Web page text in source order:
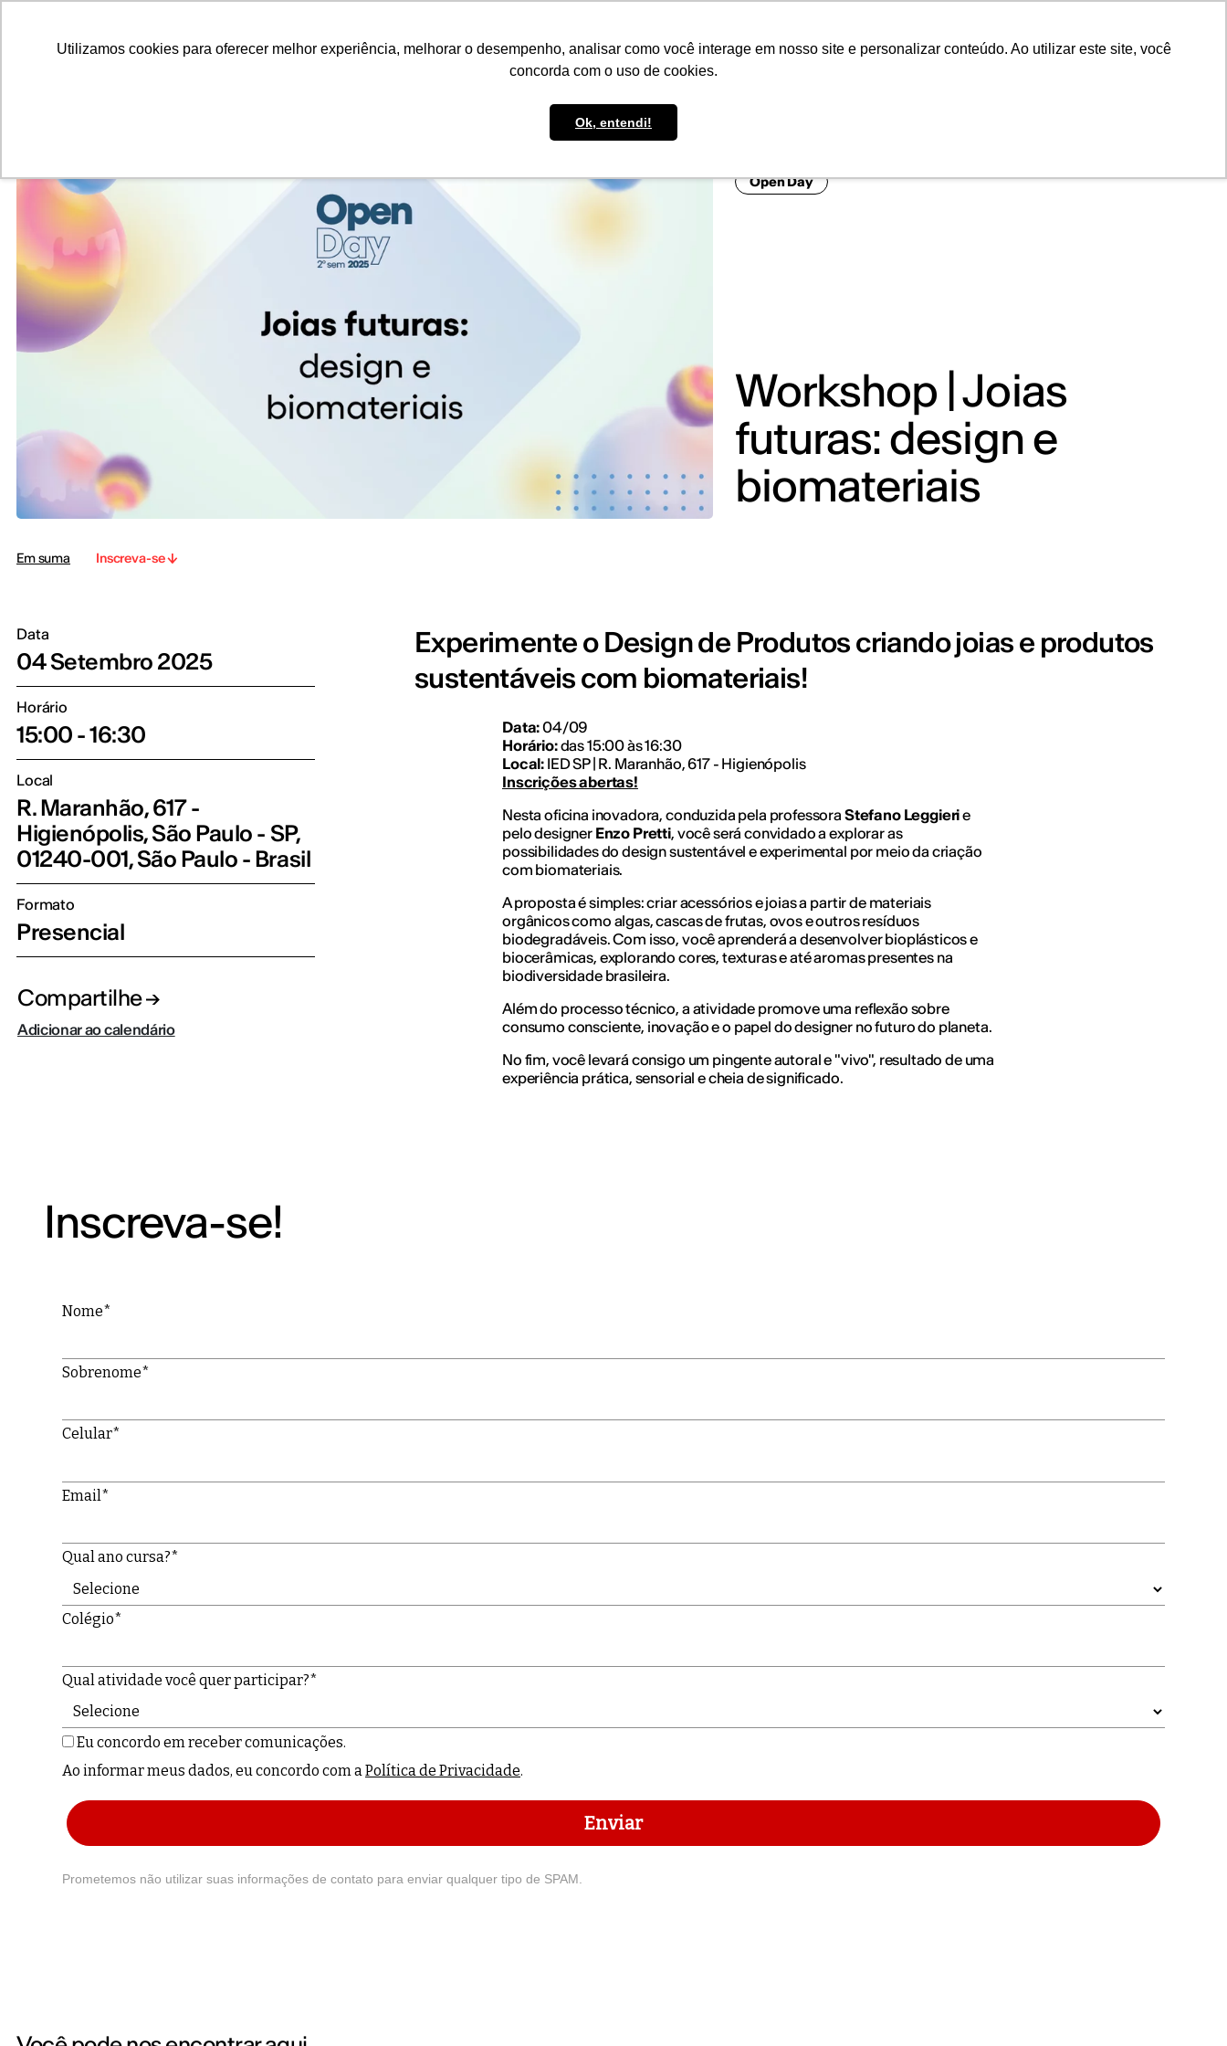
Utilizamos cookies para oferecer melhor experiência, melhorar o desempenho, analisar como você interage em nosso site e personalizar conteúdo. Ao utilizar este site, você
concorda com o uso de cookies.
Ok, entendi!
Open Day
Workshop | Joias
futuras: design e
biomateriais
Em suma Inscreva-se
Data
04 Setembro 2025
Horário
15:00 - 16:30
Local
R. Maranhão, 617 -
Higienópolis, São Paulo - SP,
01240-001, São Paulo - Brasil
Formato
Presencial
Compartilhe
Adicionar ao calendário
Experimente o Design de Produtos criando joias e produtos
sustentáveis com biomateriais!
Data:04/09
Horário:das 15:00 às 16:30
Local: IED SP | R. Maranhão, 617 - Higienópolis
Inscrições abertas!
Nesta oficina inovadora, conduzida pela professora Stefano Leggierie
pelo designer Enzo Pretti, você será convidado a explorar as
possibilidades do design sustentável e experimental por meio da criação
com biomateriais.
A proposta é simples: criar acessórios e joias a partir de materiais
orgânicos como algas, cascas de frutas, ovos e outros resíduos
biodegradáveis. Com isso, você aprenderá a desenvolver bioplásticos e
biocerâmicas, explorando cores, texturas e até aromas presentes na
biodiversidade brasileira.
Além do processo técnico, a atividade promove uma reflexão sobre
consumo consciente, inovação e o papel do designer no futuro do planeta.
No fim, você levará consigo um pingente autoral e "vivo", resultado de uma
experiência prática, sensorial e cheia de significado.
Inscreva-se!
Nome*
Sobrenome*
Celular*
Email*
Qual ano cursa?*
Colégio*
Qual atividade você quer participar?*
Eu concordo em receber comunicações.
Ao informar meus dados, eu concordo com a Política de Privacidade.
Enviar
Prometemos não utilizar suas informações de contato para enviar qualquer tipo de SPAM.